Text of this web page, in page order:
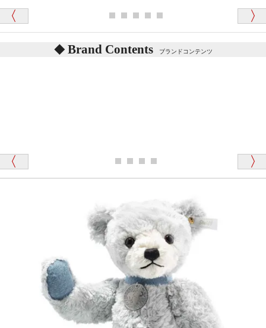
体をねかせたりおこしたりすると「グーグー」と鳴く
記載しておりますので、ぜひ探してみてください。
ディベアがいます。
「スクエーカー内蔵」と記載しておりますので、ぜひ
探してみてください。
シュタイフ社製品の実物を見ることはできますか？
当店はネット販売ですので実物をお見せすることが
できません。
海外からのお取り寄せと言うことですが、商品はきち
んと届きますか？
「商品説明が細やかで丁寧であったことです」
「前に買ったことがあったお店でしたので」
千葉県 U・Y 様 （女性）
「ChatGPTを利用したところ「くまの小屋」さ
んを紹介され…」
Brand Contents ブランドコンテンツ